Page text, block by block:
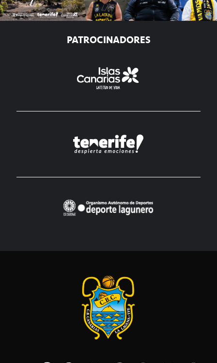
PATROCINADORES